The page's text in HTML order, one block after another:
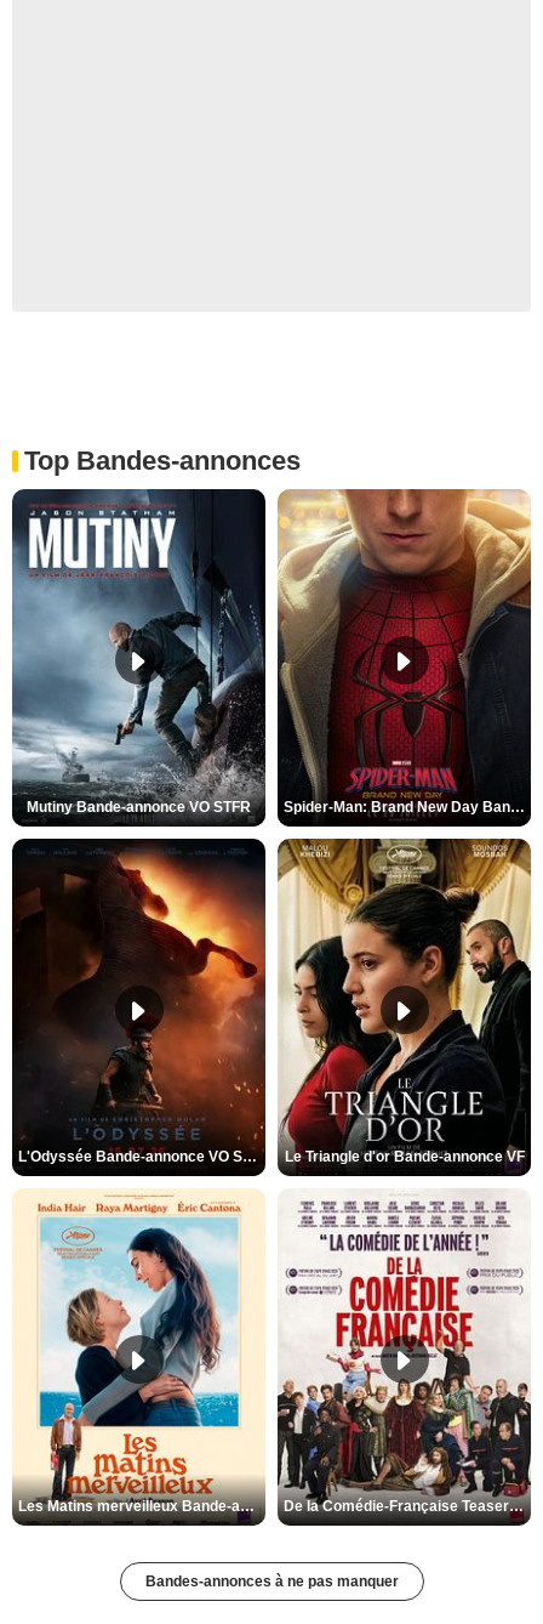
Top Bandes-annonces
Mutiny Bande-annonce VO STFR Spider-Man: Brand New Day Bande-annonce VO STFR
L'Odyssée Bande-annonce VO STFR Le Triangle d'or Bande-annonce VF
Les Matins merveilleux Bande-annonce VF De la Comédie-Française Teaser VF
Bandes-annonces à ne pas manquer